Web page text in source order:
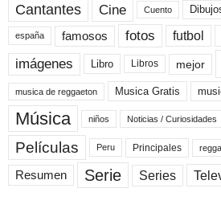
Cantantes Cine Cuento
españa famosos fotos futbol
imágenes Libro Libros mejor
musica de reggaeton Musica Gratis
Música niños Noticias / Curiosidades
Películas Peru Principales
Resumen Serie Series